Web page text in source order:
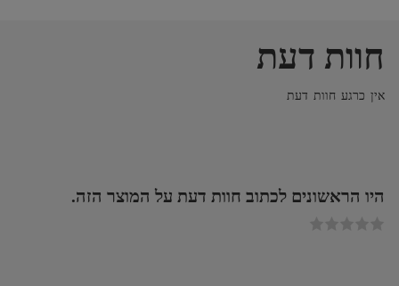
חוות דעת
אין כרגע חוות דעת
היו הראשונים לכתוב חוות דעת על המוצר הזה.